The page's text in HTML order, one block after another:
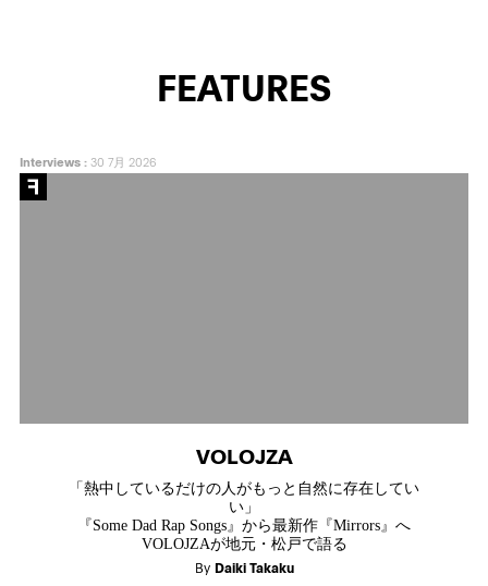
FEATURES
Interviews:30 7月 2026
VOLOJZA
「熱中しているだけの人がもっと自然に存在してい
い」
『Some Dad Rap Songs』から最新作『Mirrors』へ
VOLOJZAが地元・松戸で語る
By Daiki Takaku